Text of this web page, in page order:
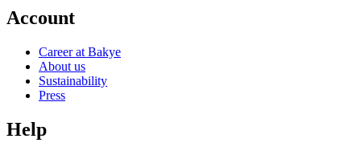
Account
Career at Bakye
About us
Sustainability
Press
Help